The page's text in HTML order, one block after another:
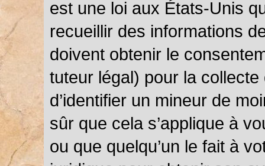
est une loi aux États-Unis
recueillir des informations
doivent obtenir le
tuteur légal) pour la
d’identifier un mineur de
sûr que cela s’applique à
ou que quelqu’un le fait à